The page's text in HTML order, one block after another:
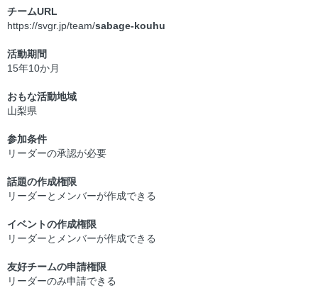
チームURL
https://svgr.jp/team/sabage-kouhu
活動期間
15年10か月
おもな活動地域
山梨県
参加条件
リーダーの承認が必要
話題の作成権限
リーダーとメンバーが作成できる
イベントの作成権限
リーダーとメンバーが作成できる
友好チームの申請権限
リーダーのみ申請できる